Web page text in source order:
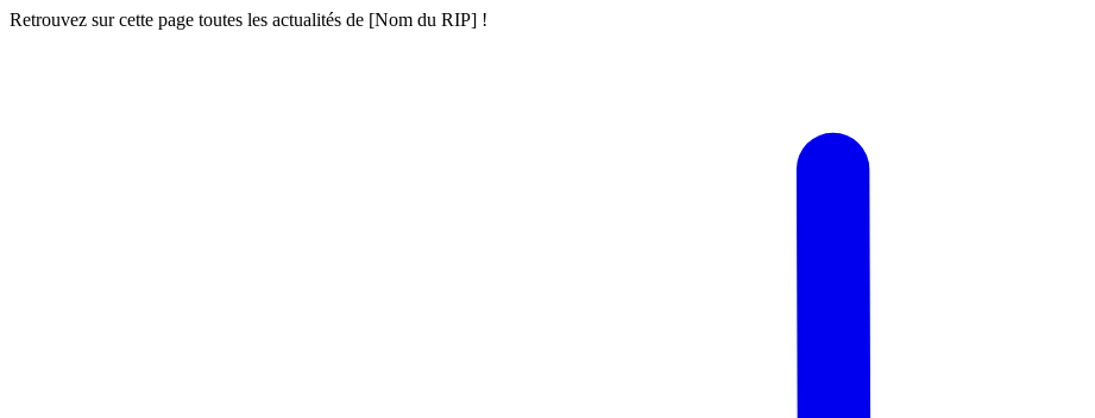
Retrouvez sur cette page toutes les actualités de [Nom du RIP] !